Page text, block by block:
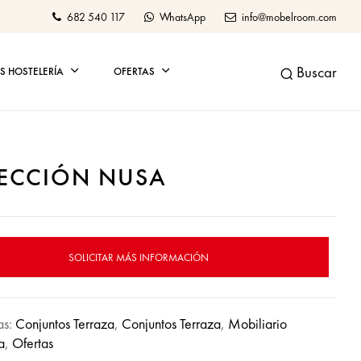
682 540 117 WhatsApp info@mobelroom.com
HOSTELERÍA OFERTAS Buscar
NUSA
SOLICITAR MÁS INFORMACIÓN
Conjuntos Terraza, Conjuntos Terraza, Mobiliario
, Ofertas